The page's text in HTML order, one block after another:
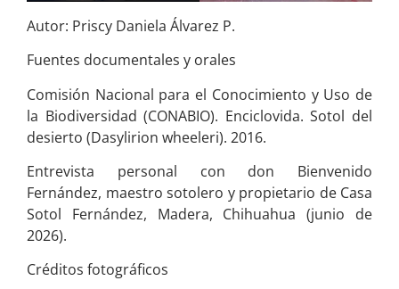
Autor: Priscy Daniela Álvarez P.
Fuentes documentales y orales
Comisión Nacional para el Conocimiento y Uso de
la Biodiversidad (CONABIO). Enciclovida. Sotol del
desierto (Dasylirion wheeleri). 2016.
Entrevista personal con don Bienvenido
Fernández, maestro sotolero y propietario de Casa
Sotol Fernández, Madera, Chihuahua (junio de
2026).
Créditos fotográficos